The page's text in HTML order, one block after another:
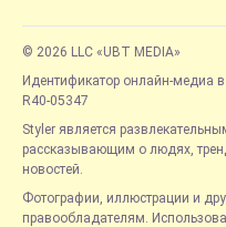
© 2026 LLC «UBT MEDIA»
Идентификатор онлайн-медиа
R40-05347
Styler является
рассказывающим о людях,
новостей.
Фотографии, иллюстрации и
правообладателям.